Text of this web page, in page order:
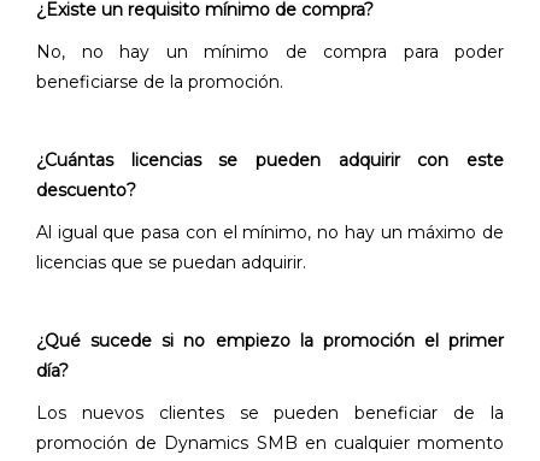
¿Existe un requisito mínimo de compra?
No, no hay un mínimo de compra para poder
beneficiarse de la promoción.
¿Cuántas licencias se pueden adquirir con este
descuento?
Al igual que pasa con el mínimo, no hay un máximo de
licencias que se puedan adquirir.
¿Qué sucede si no empiezo la promoción el primer
día?
Los nuevos clientes se pueden beneficiar de la
promoción de Dynamics SMB en cualquier momento